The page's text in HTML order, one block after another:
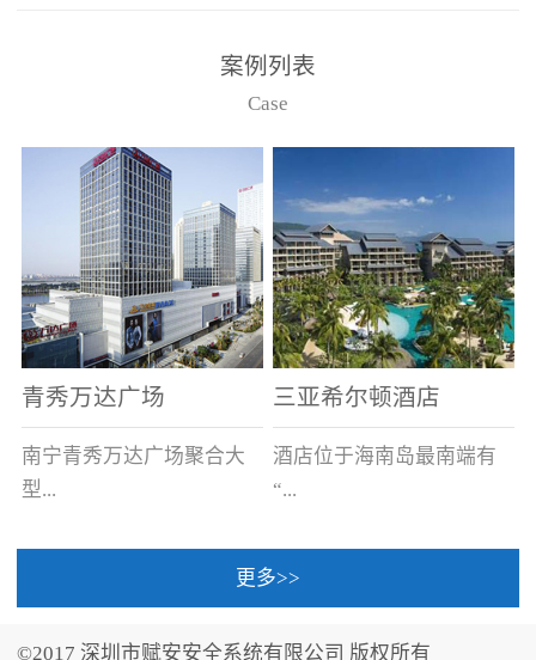
从监控主机上获取，最多
只能接6台，超过的需从现
案例列表
Case
青秀万达广场
南宁青秀万达广场聚合大
型...
三亚希尔顿酒店
酒店位于海南岛最南端有
“...
中国的海岛天堂”之美称的
更多>>
©2017 深圳市赋安安全系统有限公司 版权所有